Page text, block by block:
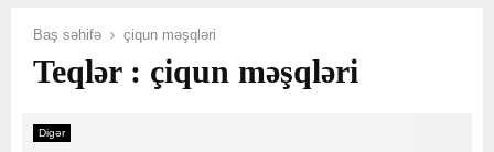
Baş səhifə çiqun məşqləri
Teqlər : çiqun məşqləri
Digər